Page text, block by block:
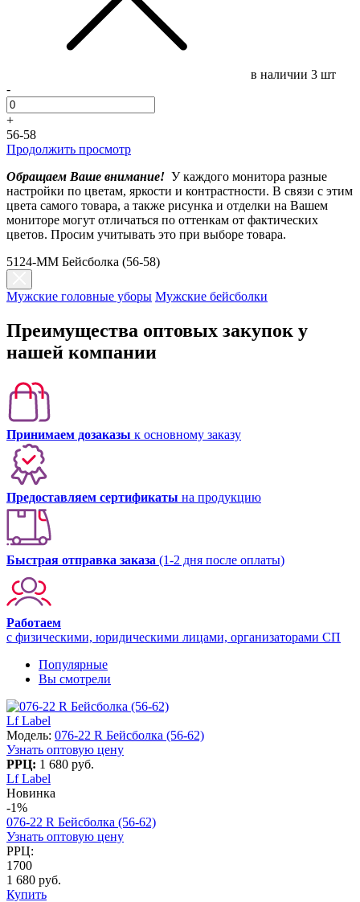
в наличии 3 шт
-
+
56-58
Продолжить просмотр
Обращаем Ваше внимание! У каждого монитора разные
настройки по цветам, яркости и контрастности. В связи с этим
цвета самого товара, а также рисунка и отделки на Вашем
мониторе могут отличаться по оттенкам от фактических
цветов. Просим учитывать это при выборе товара.
5124-MM Бейсболка (56-58)
Мужские головные уборы Мужские бейсболки
Преимущества оптовых закупок у
нашей компании
Принимаем дозаказы к основному заказу
Предоставляем сертификаты на продукцию
Быстрая отправка заказа (1-2 дня после оплаты)
Работаем
с физическими, юридическими лицами, организаторами СП
Популярные
Вы смотрели
Lf Label
Модель: 076-22 R Бейсболка (56-62)
Узнать оптовую цену
РРЦ: 1 680 руб.
Lf Label
Новинка
-1%
076-22 R Бейсболка (56-62)
Узнать оптовую цену
РРЦ:
1700
1 680 руб.
Купить